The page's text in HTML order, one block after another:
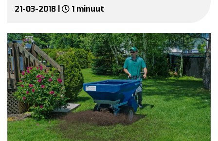
21-03-2018 | 1 minuut